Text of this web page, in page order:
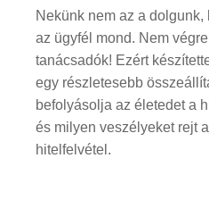
Nekünk nem az a
az ügyfél mond. Nem
tanácsadók! Ezért
egy részletesebb
befolyásolja az életedet a
és milyen veszélyeket rejt
hitelfelvétel.